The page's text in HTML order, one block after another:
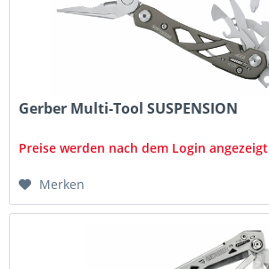
Gerber Multi-Tool SUSPENSION
Preise werden nach dem Login angezeigt
Merken